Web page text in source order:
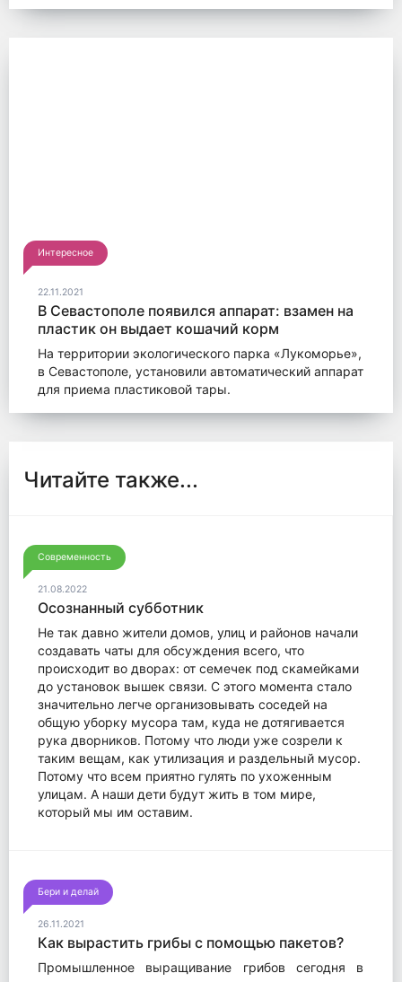
Интересное
22.11.2021
В Севастополе появился аппарат: взамен на
пластик он выдает кошачий корм
На территории экологического парка «Лукоморье»,
в Севастополе, установили автоматический аппарат
для приема пластиковой тары.
Читайте также...
Современность
21.08.2022
Осознанный субботник
Не так давно жители домов, улиц и районов начали
создавать чаты для обсуждения всего, что
происходит во дворах: от семечек под скамейками
до установок вышек связи. С этого момента стало
значительно легче организовывать соседей на
общую уборку мусора там, куда не дотягивается
рука дворников. Потому что люди уже созрели к
таким вещам, как утилизация и раздельный мусор.
Потому что всем приятно гулять по ухоженным
улицам. А наши дети будут жить в том мире,
который мы им оставим.
Бери и делай
26.11.2021
Как вырастить грибы с помощью пакетов?
Промышленное выращивание грибов сегодня в